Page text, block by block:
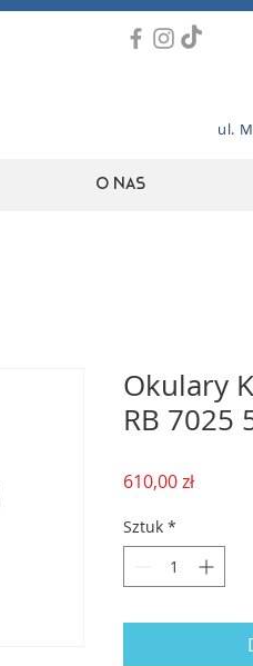
ul.
O nas
Okulary
RB 7025
610,00 złCena
Sztuk *